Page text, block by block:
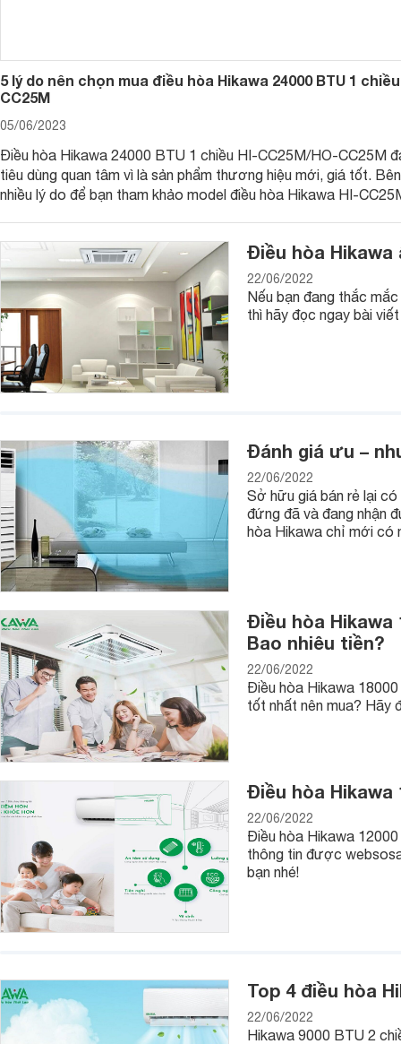
5 lý do nên chọn mua điều hòa Hikawa 24000 BTU 1
CC25M
05/06/2023
Điều hòa Hikawa 24000 BTU 1 chiều HI-CC25M/HO-CC25M
tiêu dùng quan tâm vì là sản phẩm thương hiệu mới, giá tốt.
nhiều lý do để bạn tham khảo model điều hòa Hikawa HI-
Điều hòa Hikawa
22/06/2022
Nếu bạn đang thắc
thì hãy đọc ngay bài
Đánh giá ưu –
22/06/2022
Sở hữu giá bán rẻ lại
đứng đã và đang nhận
hòa Hikawa chỉ mới
Điều hòa Hikawa
Bao nhiêu tiền?
22/06/2022
Điều hòa Hikawa
tốt nhất nên mua? Hãy
Điều hòa Hikawa
22/06/2022
Điều hòa Hikawa
thông tin được
bạn nhé!
Top 4 điều hòa
22/06/2022
Hikawa 9000 BTU 2